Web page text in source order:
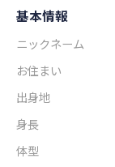
基本情報
ニックネーム
お住まい
出身地
身長
体型